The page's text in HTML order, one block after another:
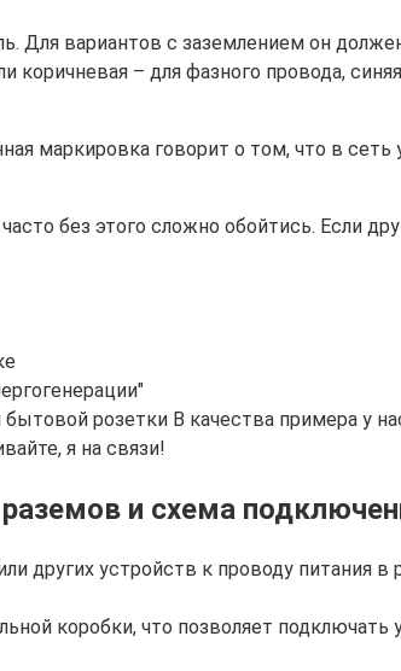
Для вариантов с заземлением он
коричневая – для фазного провода,
маркировка говорит о том, что в
без этого сложно обойтись. Если
розетки В качества примера у
я на связи!
и схема
других устройств к проводу питания в
коробки, что позволяет